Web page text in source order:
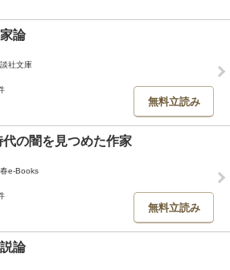
論
社文庫
無料立読み
の闇を見つめた作家
e-Books
無料立読み
論